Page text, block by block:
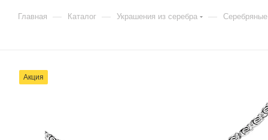
Главная — Каталог — Украшения из серебра —
Акция